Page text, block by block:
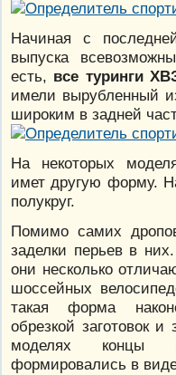
Начиная с
выпуска
есть, все туринги
имели вырубленный
широким в задней
На некоторых
имет другую форму.
полукруг.
Помимо самих
заделки перьев в
они несколько
шоссейных
такая форма
обрезкой заготовок
моделях концы
формировались в